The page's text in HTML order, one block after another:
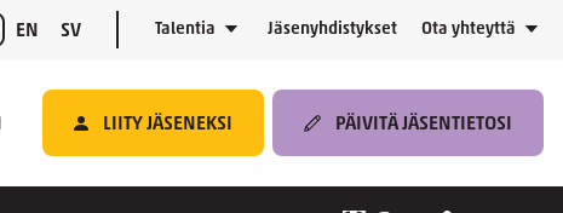
EN SV Talentia Jäsenyhdistykset Ota yhteyttä
LIITY JÄSENEKSI PÄIVITÄ JÄSENTIETOSI